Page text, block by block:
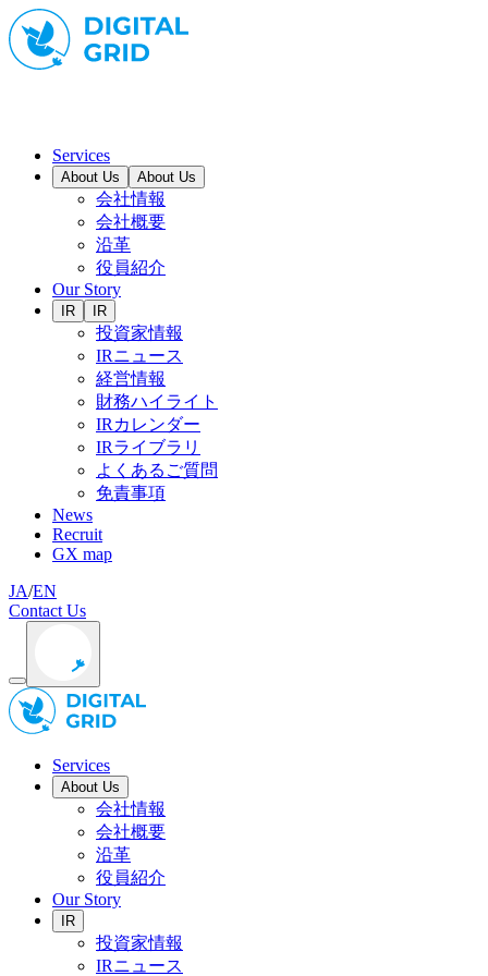
Services
About Us About Us
会社情報
会社概要
沿革
役員紹介
Our Story
IR IR
投資家情報
IRニュース
経営情報
財務ハイライト
IRカレンダー
IRライブラリ
よくあるご質問
免責事項
News
Recruit
GX map
JA/EN
Contact Us
Services
About Us
会社情報
会社概要
沿革
役員紹介
Our Story
IR
投資家情報
IRニュース